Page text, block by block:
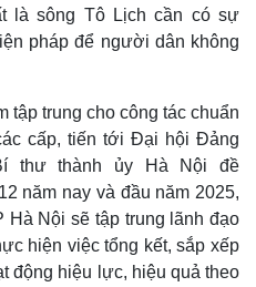
Tỷ giá
Chứng khoán
là sông Tô Lịch cần có sự
pháp để người dân không
tập trung cho công tác chuẩn
cấp, tiến tới Đại hội Đảng
thư thành ủy Hà Nội đề
năm nay và đầu năm 2025,
Nội sẽ tập trung lãnh đạo
hiện việc tổng kết, sắp xếp
động hiệu lực, hiệu quả theo